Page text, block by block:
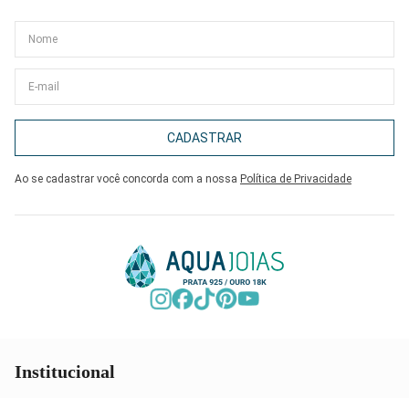
CADASTRAR
Ao se cadastrar você concorda com a nossa Política de Privacidade
Institucional